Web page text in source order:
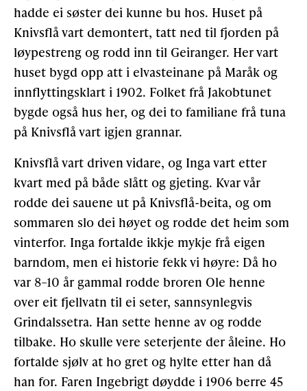
hadde ei søster dei kunne bu hos. Huset på
Knivsflå vart demontert, tatt ned til fjorden på
løypestreng og rodd inn til Geiranger. Her vart
huset bygd opp att i elvasteinane på Maråk og
innflyttingsklart i 1902. Folket frå Jakobtunet
bygde også hus her, og dei to familiane frå tuna
på Knivsflå vart igjen grannar.
Knivsflå vart driven vidare, og Inga vart etter
kvart med på både slått og gjeting. Kvar vår
rodde dei sauene ut på Knivsflå-beita, og om
sommaren slo dei høyet og rodde det heim som
vinterfor. Inga fortalde ikkje mykje frå eigen
barndom, men ei historie fekk vi høyre: Då ho
var 8–10 år gammal rodde broren Ole henne
over eit fjellvatn til ei seter, sannsynlegvis
Grindalssetra. Han sette henne av og rodde
tilbake. Ho skulle vere seterjente der åleine. Ho
fortalde sjølv at ho gret og hylte etter han då
han for. Faren Ingebrigt døydde i 1906 berre 45